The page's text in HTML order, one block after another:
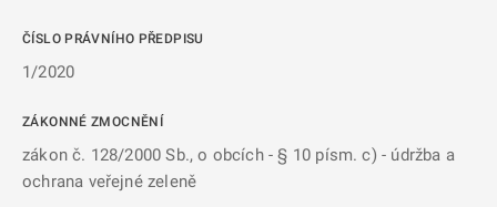
ČÍSLO PRÁVNÍHO PŘEDPISU
1/2020
ZÁKONNÉ ZMOCNĚNÍ
zákon č. 128/2000 Sb., o obcích - § 10 písm. c) - údržba a
ochrana veřejné zeleně